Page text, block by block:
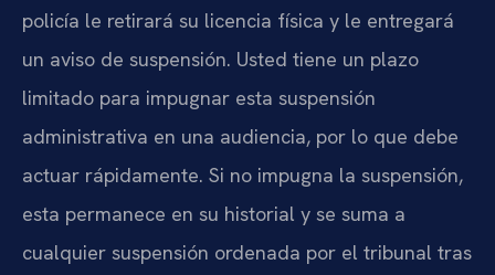
policía le retirará su licencia física y le entregará
un aviso de suspensión. Usted tiene un plazo
limitado para impugnar esta suspensión
administrativa en una audiencia, por lo que debe
actuar rápidamente. Si no impugna la suspensión,
esta permanece en su historial y se suma a
cualquier suspensión ordenada por el tribunal tras